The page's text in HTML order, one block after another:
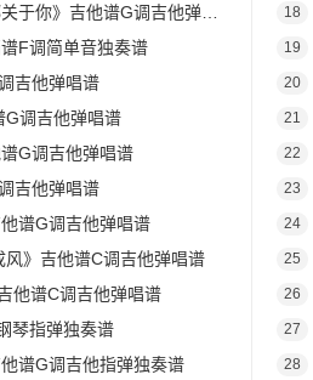
你》吉他谱G调吉他弹唱谱
F调简单音独奏谱
吉他弹唱谱
G调吉他弹唱谱
G调吉他弹唱谱
吉他弹唱谱
谱G调吉他弹唱谱
》吉他谱C调吉他弹唱谱
他谱C调吉他弹唱谱
琴指弹独奏谱
谱G调吉他指弹独奏谱
18
19
20
21
22
23
24
25
26
27
28